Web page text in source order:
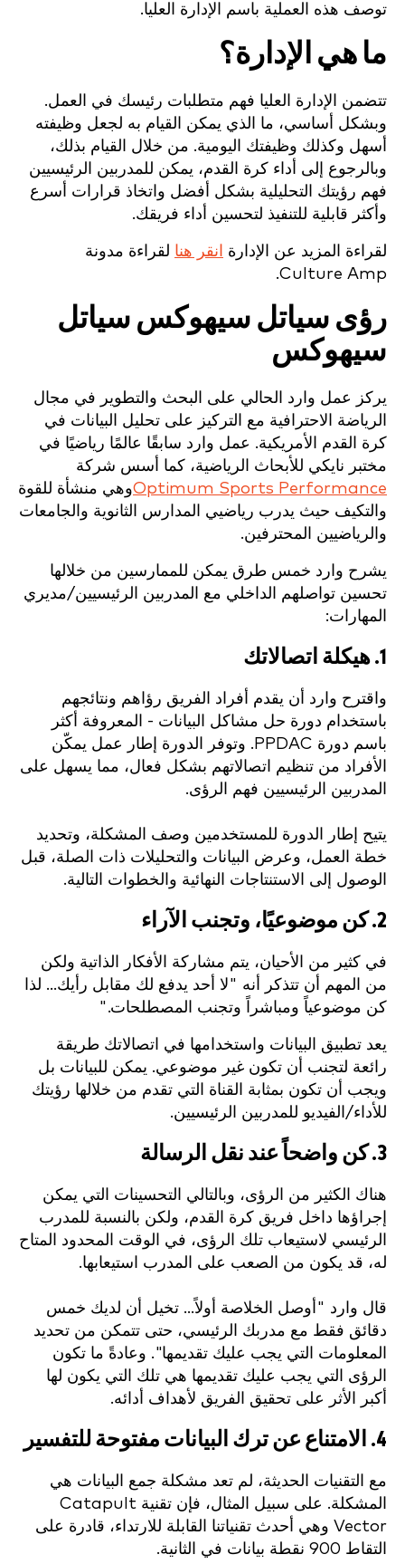
توصف هذه العملية باسم الإدارة العليا.
ما هي الإدارة؟
تتضمن الإدارة العليا فهم متطلبات رئيسك في العمل.
وبشكل أساسي، ما الذي يمكن القيام به لجعل وظيفته
أسهل وكذلك وظيفتك اليومية. من خلال القيام بذلك،
وبالرجوع إلى أداء كرة القدم، يمكن للمدربين الرئيسيين
فهم رؤيتك التحليلية بشكل أفضل واتخاذ قرارات أسرع
وأكثر قابلية للتنفيذ لتحسين أداء فريقك.
لقراءة المزيد عن الإدارة انقر هنا لقراءة مدونة
Culture Amp.
رؤى سياتل سيهوكس سياتل
سيهوكس
يركز عمل وارد الحالي على البحث والتطوير في مجال
الرياضة الاحترافية مع التركيز على تحليل البيانات في
كرة القدم الأمريكية. عمل وارد سابقًا عالمًا رياضيًا في
مختبر نايكي للأبحاث الرياضية، كما أسس شركة
Optimum Sports Performanceوهي منشأة للقوة
والتكيف حيث يدرب رياضيي المدارس الثانوية والجامعات
والرياضيين المحترفين.
يشرح وارد خمس طرق يمكن للممارسين من خلالها
تحسين تواصلهم الداخلي مع المدربين الرئيسيين/مديري
المهارات:
1. هيكلة اتصالاتك
واقترح وارد أن يقدم أفراد الفريق رؤاهم ونتائجهم
باستخدام دورة حل مشاكل البيانات - المعروفة أكثر
باسم دورة PPDAC. وتوفر الدورة إطار عمل يمكّن
الأفراد من تنظيم اتصالاتهم بشكل فعال، مما يسهل على
المدربين الرئيسيين فهم الرؤى.
يتيح إطار الدورة للمستخدمين وصف المشكلة، وتحديد
خطة العمل، وعرض البيانات والتحليلات ذات الصلة، قبل
الوصول إلى الاستنتاجات النهائية والخطوات التالية.
2. كن موضوعيًا، وتجنب الآراء
في كثير من الأحيان، يتم مشاركة الأفكار الذاتية ولكن
من المهم أن تتذكر أنه "لا أحد يدفع لك مقابل رأيك... لذا
كن موضوعياً ومباشراً وتجنب المصطلحات."
يعد تطبيق البيانات واستخدامها في اتصالاتك طريقة
رائعة لتجنب أن تكون غير موضوعي. يمكن للبيانات بل
ويجب أن تكون بمثابة القناة التي تقدم من خلالها رؤيتك
للأداء/الفيديو للمدربين الرئيسيين.
3. كن واضحاً عند نقل الرسالة
هناك الكثير من الرؤى، وبالتالي التحسينات التي يمكن
إجراؤها داخل فريق كرة القدم، ولكن بالنسبة للمدرب
الرئيسي لاستيعاب تلك الرؤى، في الوقت المحدود المتاح
له، قد يكون من الصعب على المدرب استيعابها.
قال وارد "أوصل الخلاصة أولاً... تخيل أن لديك خمس
دقائق فقط مع مدربك الرئيسي، حتى تتمكن من تحديد
المعلومات التي يجب عليك تقديمها". وعادةً ما تكون
الرؤى التي يجب عليك تقديمها هي تلك التي يكون لها
أكبر الأثر على تحقيق الفريق لأهداف أدائه.
4. الامتناع عن ترك البيانات مفتوحة للتفسير
مع التقنيات الحديثة، لم تعد مشكلة جمع البيانات هي
المشكلة. على سبيل المثال، فإن تقنية Catapult
Vector وهي أحدث تقنياتنا القابلة للارتداء، قادرة على
التقاط 900 نقطة بيانات في الثانية.